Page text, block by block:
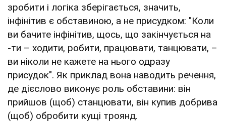
зробити і логіка зберігається, значить,
інфінітив є обставиною, а не присудком: "Коли
ви бачите інфінітив, щось, що закінчується на
-ти – ходити, робити, працювати, танцювати, –
ви ніколи не кажете на нього одразу
присудок". Як приклад вона наводить речення,
де дієслово виконує роль обставини: він
прийшов (щоб) станцювати, він купив добрива
(щоб) обробити кущі троянд.